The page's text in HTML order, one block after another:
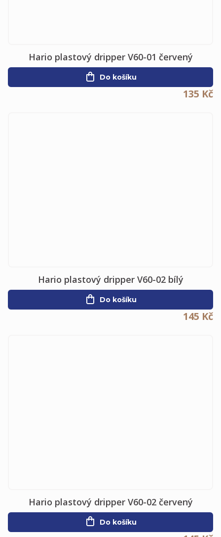
Hario plastový dripper V60-01 červený
135 Kč
Do košíku
Hario plastový dripper V60-02 bílý
145 Kč
Do košíku
Hario plastový dripper V60-02 červený
Do košíku